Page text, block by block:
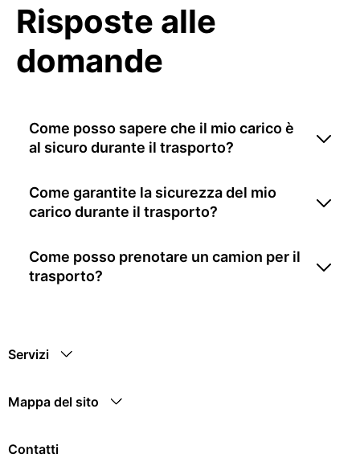
Risposte alle
domande
Come posso sapere che il mio carico è
al sicuro durante il trasporto?
Come garantite la sicurezza del mio
carico durante il trasporto?
Come posso prenotare un camion per il
trasporto?
Servizi
Mappa del sito
Contatti